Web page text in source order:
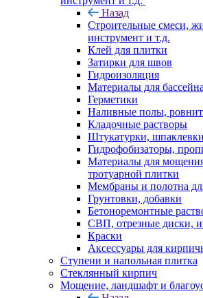
Назад
Строительные смеси,
инструмент и т.д.
Клей для плитки
Затирки для швов
Гидроизоляция
Материалы для бассейна
Герметики
Наливные полы,
Кладочные растворы
Штукатурки, шпаклевки
Гидрофобизаторы,
Материалы для
тротуарной плитки
Мембраны и полотна
Грунтовки, добавки
Бетоноремонтные
СВП, отрезные диски,
Краски
Аксессуары для
Ступени и напольная плитка
Cтеклянный кирпич
Мощение, ландшафт и